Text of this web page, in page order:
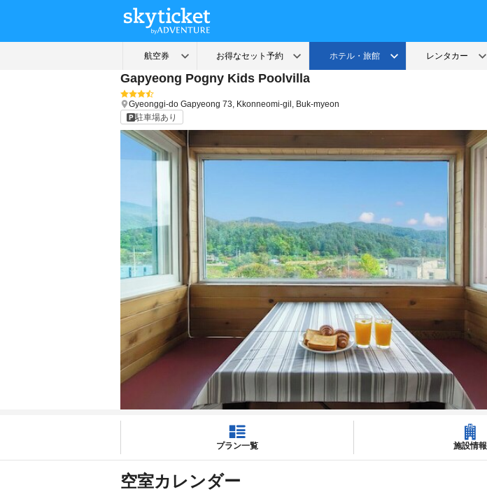
Gapyeong Pogny Kids Poolvilla
Gyeonggi-do Gapyeong 73, Kkonneomi-gil, Buk-myeon
駐車場あり
プラン一覧 施設情報
空室カレンダー